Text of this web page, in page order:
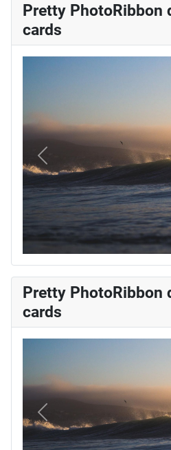
Pretty PhotoRibbon
cards
Vorige
Pretty PhotoRibbon
cards
Vorige